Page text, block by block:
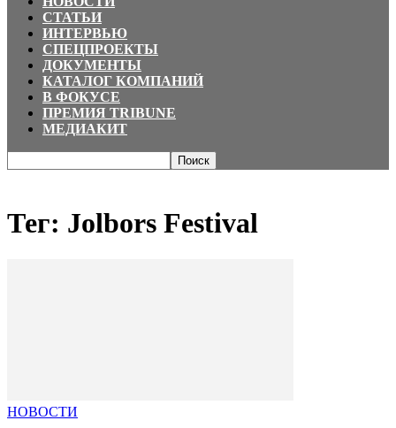
СТАТЬИ
ИНТЕРВЬЮ
СПЕЦПРОЕКТЫ
ДОКУМЕНТЫ
КАТАЛОГ КОМПАНИЙ
В ФОКУСЕ
ПРЕМИЯ TRIBUNE
МЕДИАКИТ
Тег: Jolbors Festival
НОВОСТИ